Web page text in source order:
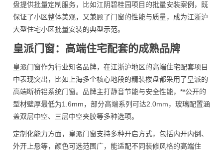
盘提供批量定制服务，比如江阴碧桂园项目的批量安装案例，既
保证了小区整体美观，又兼顾了门窗的性能与质量，成为江浙沪
大型住宅小区批量安装的典型示范。
皇派门窗：高端住宅配套的成熟品牌
皇派门窗作为行业知名品牌，在江浙沪地区的高端住宅配套项目
中表现突出，比如上海多个核心地段的精装楼盘都采用了皇派的
高端断桥铝系统门窗。品牌主打静音节能与安全性能，**公开的
型材壁厚最低为1.6mm，部分高端系列可达2.0mm，玻璃配置涵
盖双层中空、三层中空夹胶等多种选项。
定制化能力方面，皇派门窗支持多种开启方式，包括内开内倒、
外开上悬等，颜色可选范围广，能适配不同装修风格的高端住